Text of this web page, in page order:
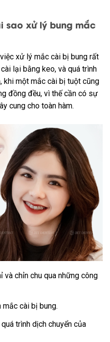
sao xử lý bung mắc
xử lý mắc cài bị bung rất
lại bằng keo, và quá trình
khi một mắc cài bị tuột cũng
đồng đều, vì thế cần có sự
cung cho toàn hàm.
và chỉn chu qua những công
mắc cài bị bung.
trình dịch chuyển của